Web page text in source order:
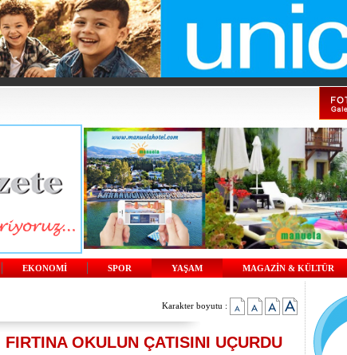
EKONOMİ SPOR YAŞAM MAGAZİN & KÜLTÜR
Karakter boyutu :
FIRTINA OKULUN ÇATISINI UÇURDU